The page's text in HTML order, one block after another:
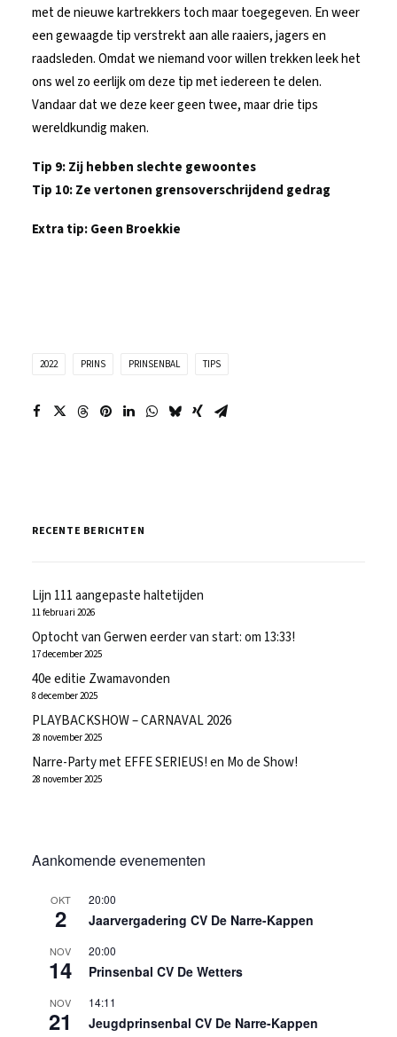
met de nieuwe kartrekkers toch maar toegegeven. En weer
een gewaagde tip verstrekt aan alle raaiers, jagers en
raadsleden. Omdat we niemand voor willen trekken leek het
ons wel zo eerlijk om deze tip met iedereen te delen.
Vandaar dat we deze keer geen twee, maar drie tips
wereldkundig maken.
Tip 9: Zij hebben slechte gewoontes
Tip 10: Ze vertonen grensoverschrijdend gedrag
Extra tip: Geen Broekkie
2022 PRINS PRINSENBAL TIPS
RECENTE BERICHTEN
Lijn 111 aangepaste haltetijden
11 februari 2026
Optocht van Gerwen eerder van start: om 13:33!
17 december 2025
40e editie Zwamavonden
8 december 2025
PLAYBACKSHOW – CARNAVAL 2026
28 november 2025
Narre-Party met EFFE SERIEUS! en Mo de Show!
28 november 2025
Aankomende evenementen
OKT
2
20:00
Jaarvergadering CV De Narre-Kappen
NOV
14
20:00
Prinsenbal CV De Wetters
NOV
21
14:11
Jeugdprinsenbal CV De Narre-Kappen